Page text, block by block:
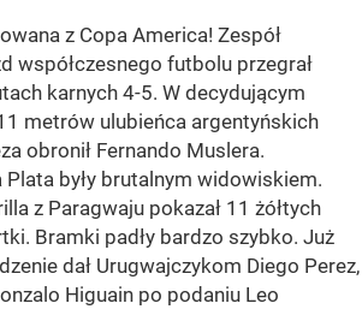
z Copa America! Zespół
współczesnego futbolu przegrał
karnych 4-5. W decydującym
metrów ulubieńca argentyńskich
obronił Fernando Muslera.
Plata były brutalnym widowiskiem.
z Paragwaju pokazał 11 żółtych
Bramki padły bardzo szybko. Już
dał Urugwajczykom Diego Perez,
Higuain po podaniu Leo